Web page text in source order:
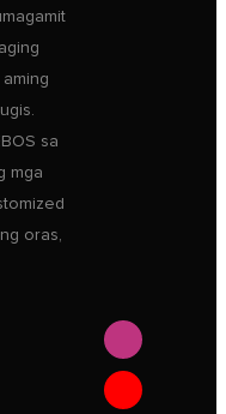
sa
mga
oras,